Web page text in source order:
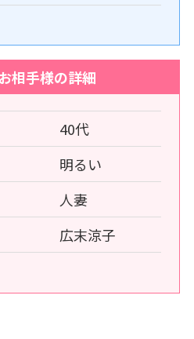
相手様の詳細
40代
明るい
人妻
広末涼子